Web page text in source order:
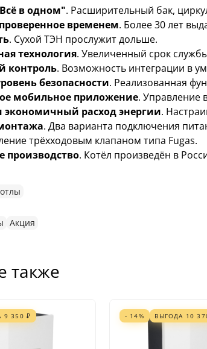
в одном". Расширительный бак,
временем. Более 30 лет
. Сухой ТЭН прослужит дольше.
технология. Увеличенный срок
контроль. Возможность интеграции в
безопасности. Реализованная
мобильное приложение. Управление
расход энергии.
. Два варианта подключения
трёхходовым клапаном типа Fugas.
производство. Котёл произведён в
Акция
также
9 350 ₽ - 14% ВЫГОДА 10